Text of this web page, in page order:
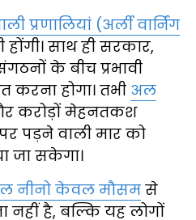
प्रणालियां (अर्ली वार्निंग
साथ ही सरकार,
के बीच प्रभावी
करना होगा। तभी अल
करोड़ों मेहनतकश
पड़ने वाली मार को
जा सकेगा।
नीनो केवल मौसम से
नहीं है, बल्कि यह लोगों